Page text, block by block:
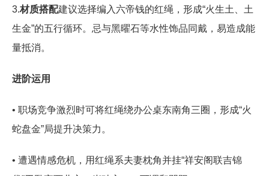
3.材质搭配建议选择编入六帝钱的红绳，形成“火生土、土
生金”的五行循环。忌与黑曜石等水性饰品同戴，易造成能
量抵消。
进阶运用
• 职场竞争激烈时可将红绳绕办公桌东南角三圈，形成“火
蛇盘金”局提升决策力。
• 遭遇情感危机，用红绳系夫妻枕角并挂“祥安阁联吉锦